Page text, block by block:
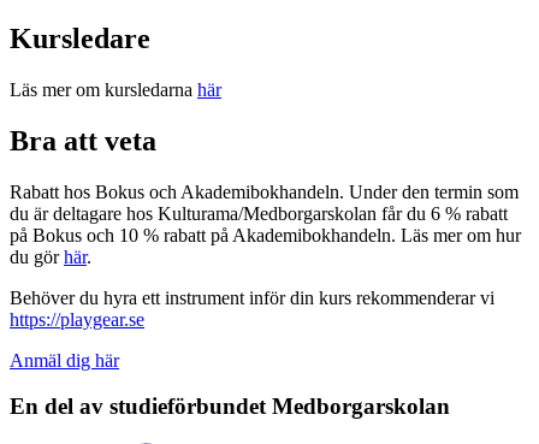
Kursledare
Läs mer om kursledarna här
Bra att veta
Rabatt hos Bokus och Akademibokhandeln. Under den termin som
du är deltagare hos Kulturama/Medborgarskolan får du 6 % rabatt
på Bokus och 10 % rabatt på Akademibokhandeln. Läs mer om hur
du görhär.
Behöver du hyra ett instrument inför din kurs rekommenderar vi
https://playgear.se
Anmäl dig här
En del av studieförbundet Medborgarskolan